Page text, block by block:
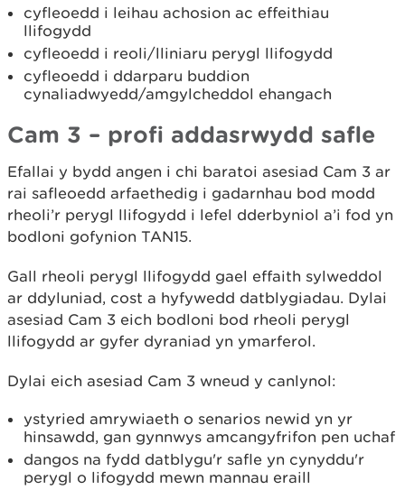
cyfleoedd i leihau achosion ac effeithiau
llifogydd
cyfleoedd i reoli/lliniaru perygl llifogydd
cyfleoedd i ddarparu buddion
cynaliadwyedd/amgylcheddol ehangach
Cam 3 – profi addasrwydd safle
Efallai y bydd angen i chi baratoi asesiad Cam 3 ar
rai safleoedd arfaethedig i gadarnhau bod modd
rheoli’r perygl llifogydd i lefel dderbyniol a’i fod yn
bodloni gofynion TAN15.
Gall rheoli perygl llifogydd gael effaith sylweddol
ar ddyluniad, cost a hyfywedd datblygiadau. Dylai
asesiad Cam 3 eich bodloni bod rheoli perygl
llifogydd ar gyfer dyraniad yn ymarferol.
Dylai eich asesiad Cam 3 wneud y canlynol:
ystyried amrywiaeth o senarios newid yn yr
hinsawdd, gan gynnwys amcangyfrifon pen uchaf
dangos na fydd datblygu'r safle yn cynyddu'r
perygl o lifogydd mewn mannau eraill